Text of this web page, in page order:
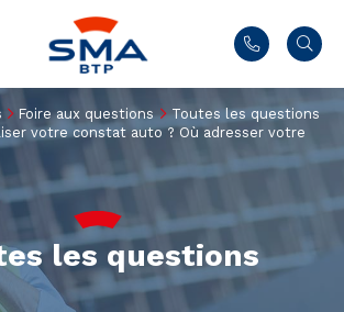
Foire aux questions
Toutes les questions
votre constat auto ? Où adresser votre
les questions